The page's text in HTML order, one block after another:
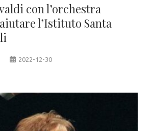
con l’orchestra
l’Istituto Santa
2022-12-30